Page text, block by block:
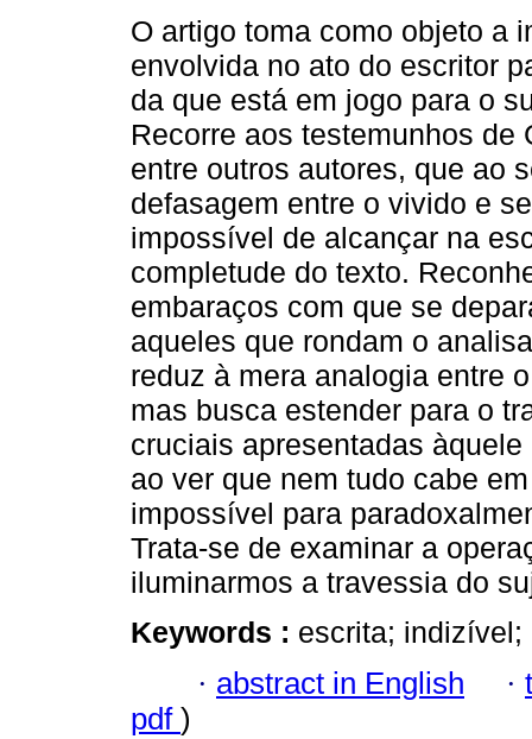
O artigo toma como objeto a
envolvida no ato do escritor
da que está em jogo para o
Recorre aos testemunhos de
entre outros autores, que ao
defasagem entre o vivido e
impossível de alcançar na
completude do texto.
embaraços com que se
aqueles que rondam o
reduz à mera analogia entre
mas busca estender para o
cruciais apresentadas
ao ver que nem tudo cabe
impossível para
Trata-se de examinar a
iluminarmos a travessia do
Keywords : escrita;
· abstract in English ·
pdf )